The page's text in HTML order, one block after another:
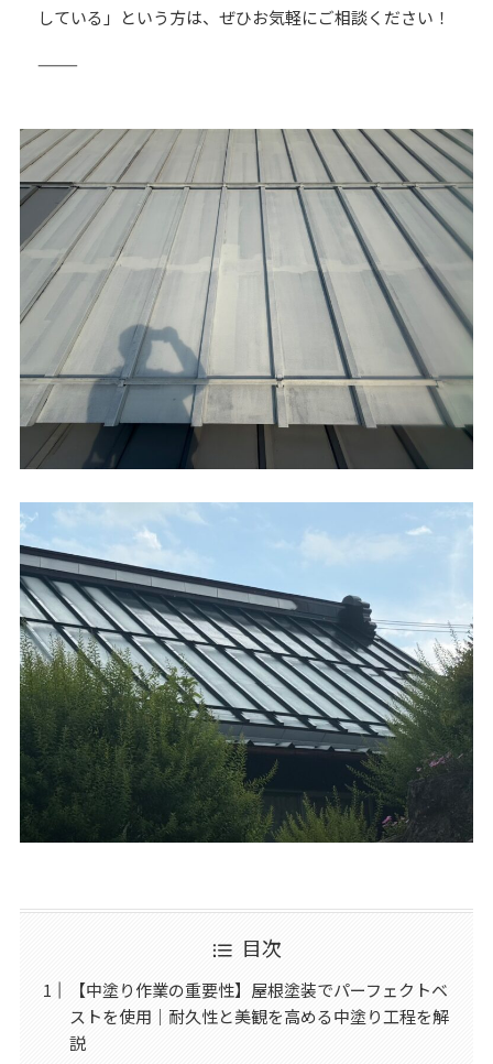
している」という方は、ぜひお気軽にご相談ください！
⸻
目次
【中塗り作業の重要性】屋根塗装でパーフェクトベ
ストを使用｜耐久性と美観を高める中塗り工程を解
説